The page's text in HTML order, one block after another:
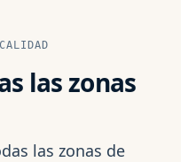
las zonas
las zonas de